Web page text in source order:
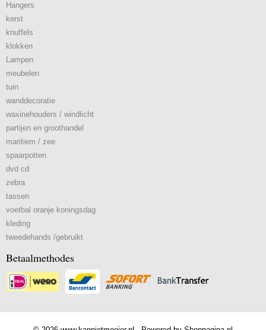
Hangers
kerst
knuffels
klokken
Lampen
meubelen
tuin
wanddecoratie
waxinehouders / windlicht
partijen en groothandel
maritiem / zee
spaarpotten
dvd cd
zebra
tassen
voetbal oranje koningsdag
kleding
tweedehands /gebruikt
Betaalmethodes